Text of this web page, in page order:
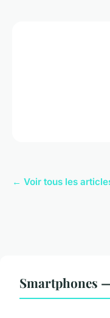
← Voir tous les
Smartphones